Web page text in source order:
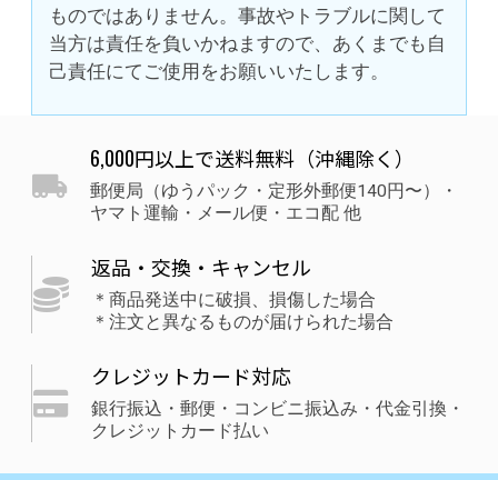
ものではありません。事故やトラブルに関して
当方は責任を負いかねますので、あくまでも自
己責任にてご使用をお願いいたします。
6,000円以上で送料無料（沖縄除く）
郵便局（ゆうパック・定形外郵便140円〜）・
ヤマト運輸・メール便・エコ配 他
返品・交換・キャンセル
＊商品発送中に破損、損傷した場合
＊注文と異なるものが届けられた場合
クレジットカード対応
銀行振込・郵便・コンビニ振込み・代金引換・
クレジットカード払い